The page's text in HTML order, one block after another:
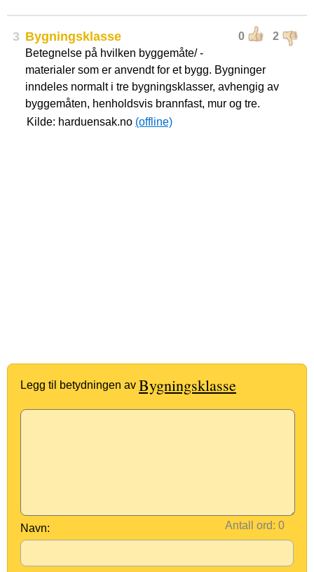
3 0 2
Bygningsklasse
Betegnelse på hvilken byggemåte/ -
materialer som er anvendt for et bygg. Bygninger
inndeles normalt i tre bygningsklasser, avhengig av
byggemåten, henholdsvis brannfast, mur og tre.
Kilde: harduensak.no (offline)
Legg til betydningen av Bygningsklasse
Antall ord:
Navn: